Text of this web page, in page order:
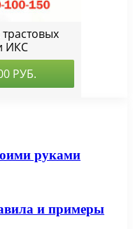
руками
и примеры